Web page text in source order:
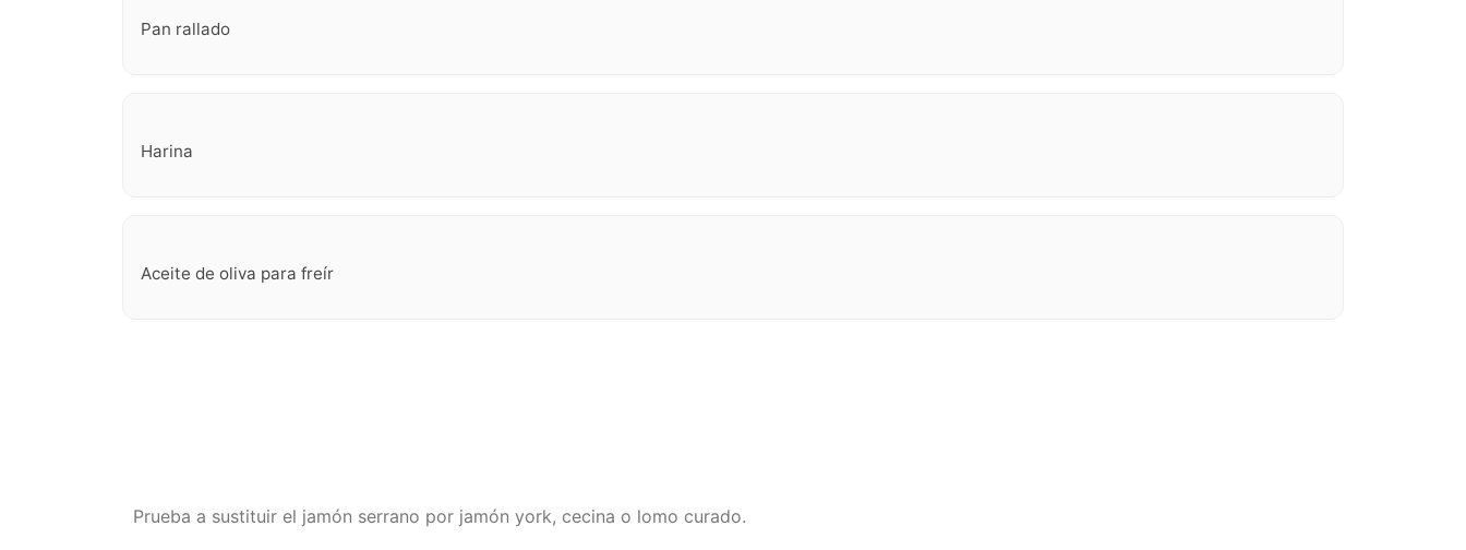
Pan rallado
Harina
Aceite de oliva para freír
Prueba a sustituir el jamón serrano por jamón york, cecina o lomo curado.